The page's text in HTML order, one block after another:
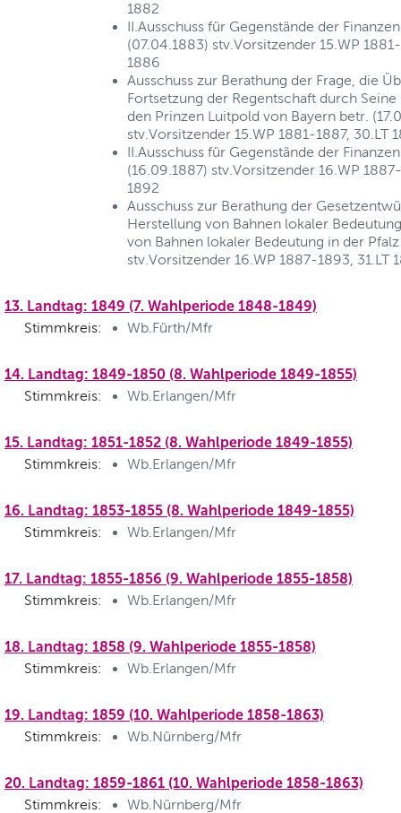
1882
II.Ausschuss für Gegenstände der
(07.04.1883) stv.Vorsitzender 15.WP
1886
Ausschuss zur Berathung der Frage, die
Fortsetzung der Regentschaft durch
den Prinzen Luitpold von Bayern betr.
stv.Vorsitzender 15.WP 1881-1887, 30.LT
II.Ausschuss für Gegenstände der
(16.09.1887) stv.Vorsitzender 16.WP
1892
Ausschuss zur Berathung der
Herstellung von Bahnen lokaler
von Bahnen lokaler Bedeutung in der Pfalz
stv.Vorsitzender 16.WP 1887-1893, 31.LT
13. Landtag: 1849 (7. Wahlperiode 1848-1849)
Stimmkreis: Wb.Fürth/Mfr
14. Landtag: 1849-1850 (8. Wahlperiode 1849-1855)
Stimmkreis: Wb.Erlangen/Mfr
15. Landtag: 1851-1852 (8. Wahlperiode 1849-1855)
Stimmkreis: Wb.Erlangen/Mfr
16. Landtag: 1853-1855 (8. Wahlperiode 1849-1855)
Stimmkreis: Wb.Erlangen/Mfr
17. Landtag: 1855-1856 (9. Wahlperiode 1855-1858)
Stimmkreis: Wb.Erlangen/Mfr
18. Landtag: 1858 (9. Wahlperiode 1855-1858)
Stimmkreis: Wb.Erlangen/Mfr
19. Landtag: 1859 (10. Wahlperiode 1858-1863)
Stimmkreis: Wb.Nürnberg/Mfr
20. Landtag: 1859-1861 (10. Wahlperiode 1858-1863)
Stimmkreis: Wb.Nürnberg/Mfr